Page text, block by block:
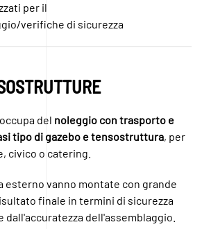
per il
verifiche di sicurezza
del noleggio con trasporto e
tipo di gazebo e tensostruttura, per
civico o catering.
vanno montate con grande
finale in termini di sicurezza
dall'accuratezza dell'assemblaggio.